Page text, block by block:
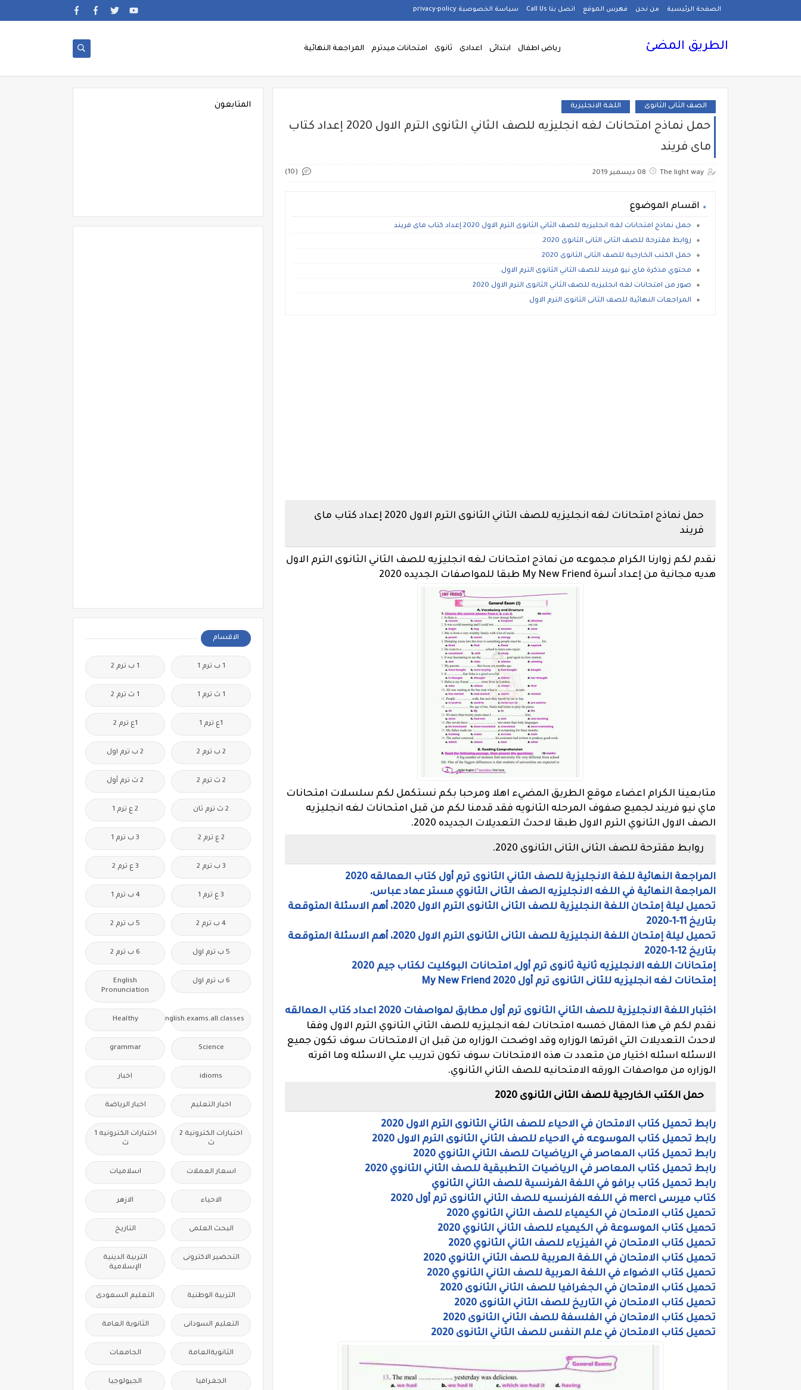
الصفحة الرئيسية من نحن فهرس الموقع اتصل بنا Call Us سياسة الخصوصية privacy-policy
الطريق المضئ رياض اطفال ابتدائى اعدادى ثانوى امتحانات ميدترم المراجعة النهائية
الصف الثانى الثانوى اللغة الانجليزية
حمل نماذج امتحانات لغه انجليزيه للصف الثاني الثانوى الترم الاول 2020 إعداد كتاب
ماى فريند
The light way 08 ديسمبر 2019 (10)
اقسام الموضوع
حمل نماذج امتحانات لغه انجليزيه للصف الثاني الثانوى الترم الاول 2020 إعداد كتاب ماى فريند
روابط مقترحة للصف الثانى الثانى الثانوى 2020.
حمل الكتب الخارجية للصف الثانى الثانوى 2020
محتوي مذكرة ماي نيو فريند للصف الثاني الثانوى الترم الاول.
صور من امتحانات لغه انجليزيه للصف الثاني الثانوى الترم الاول 2020
المراجعات النهائية للصف الثانى الثانوى الترم الاول
حمل نماذج امتحانات لغه انجليزيه للصف الثاني الثانوى الترم الاول 2020 إعداد كتاب ماى
فريند
نقدم لكم زوارنا الكرام مجموعه من نماذج امتحانات لغه انجليزيه للصف الثاني الثانوى الترم الاول
هديه مجانية من إعداد أسرة My New Friend طبقا للمواصفات الجديده 2020
متابعينا الكرام اعضاء موقع الطريق المضيء اهلا ومرحبا بكم نستكمل لكم سلسلات امتحانات
ماي نيو فريند لجميع صفوف المرحله الثانويه فقد قدمنا لكم من قبل امتحانات لغه انجليزيه
الصف الاول الثانوي الترم الاول طبقا لاحدث التعديلات الجديده 2020.
روابط مقترحة للصف الثانى الثانى الثانوى 2020.
المراجعة النهائية للغة الانجليزية للصف الثاني الثانوى ترم أول كتاب العمالقه 2020
المراجعة النهائية في اللغه الانجليزيه الصف الثانى الثانوي مستر عماد عباس.
تحميل ليلة إمتحان اللغة النجليزية للصف الثانى الثانوى الترم الاول 2020، أهم الاسئلة المتوقعة
بتاريخ 11-1-2020
تحميل ليلة إمتحان اللغة النجليزية للصف الثانى الثانوى الترم الاول 2020، أهم الاسئلة المتوقعة
بتاريخ 12-1-2020
إمتحانات اللغه الانجليزيه ثانية ثانوى ترم أول, امتحانات البوكليت لكتاب جيم 2020
إمتحانات لغه انجليزيه للثانى الثانوى ترم أول 2020 My New Friend
اختبار اللغة الانجليزية للصف الثاني الثانوى ترم أول مطابق لمواصفات 2020 اعداد كتاب العمالقه
نقدم لكم في هذا المقال خمسه امتحانات لغه انجليزيه للصف الثاني الثانوي الترم الاول وفقا
لاحدث التعديلات التي اقرتها الوزاره وقد اوضحت الوزاره من قبل ان الامتحانات سوف تكون جميع
الاسئله اسئله اختيار من متعدد ت هذه الامتحانات سوف تكون تدريب علي الاسئله وما اقرته
الوزاره من مواصفات الورقه الامتحانيه للصف الثاني الثانوي.
حمل الكتب الخارجية للصف الثانى الثانوى 2020
رابط تحميل كتاب الامتحان في الاحياء للصف الثاني الثانوى الترم الاول 2020
رابط تحميل كتاب الموسوعه في الاحياء للصف الثاني الثانوى الترم الاول 2020
رابط تحميل كتاب المعاصر في الرياضيات للصف الثاني الثانوي 2020
رابط تحميل كتاب المعاصر في الرياضيات التطبيقية للصف الثاني الثانوي 2020
رابط تحميل كتاب برافو في اللغة الفرنسية للصف الثاني الثانوي
كتاب ميرسى merci في اللغه الفرنسيه للصف الثاني الثانوى ترم أول 2020
تحميل كتاب الامتحان في الكيمياء للصف الثاني الثانوي 2020
تحميل كتاب الموسوعة في الكيمياء للصف الثاني الثانوي 2020
تحميل كتاب الامتحان في الفيزياء للصف الثاني الثانوي 2020
تحميل كتاب الامتحان في اللغة العربية للصف الثاني الثانوي 2020
تحميل كتاب الاضواء في اللغة العربية للصف الثاني الثانوي 2020
تحميل كتاب الامتحان في الجغرافيا للصف الثاني الثانوى 2020
تحميل كتاب الامتحان في التاريخ للصف الثاني الثانوى 2020
تحميل كتاب الامتحان في الفلسفة للصف الثاني الثانوى 2020
تحميل كتاب الامتحان في علم النفس للصف الثاني الثانوى 2020
المتابعون
الاقسام
1 ب ترم 1 1 ب ترم 2
1 ث ترم 1 1 ث ترم 2
1ع ترم 1 1ع ترم 2
2 ب ترم 2 2 ب ترم اول
2 ث ترم 2 2 ث ترم أول
2 ث ترم ثان 2 ع ترم 1
2 ع ترم 2 3 ب ترم 1
3 ب ترم 2 3 ع ترم 2
3 ع ترم 1 4 ب ترم 1
4 ب ترم 2 5 ب ترم 2
5 ب ترم اول 6 ب ترم 2
6 ب ترم اول
English
Pronunciation
Free.English.exams.all.classes
Healthy
Science
grammar
idioms اخبار
اخبار التعليم اخبار الرياضة
اختبارات الكترونية 2
ث
اختبارات الكترونيه 1
ث
اسعار العملات اسلاميات
الاحياء الازهر
البحث العلمى التاريخ
التحضير الاكترونى
التربية الدينية
الإسلامية
التربية الوطنية التعليم السعودى
التعليم السودانى الثانوية العامة
الثانويةالعامة الجامعات
الجغرافيا الجيولوجيا